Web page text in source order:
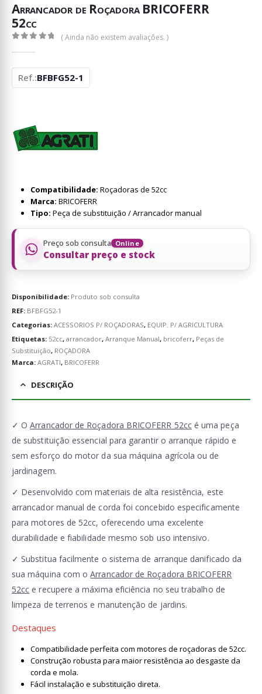
Arrancador de Roçadora BRICOFERR
52cc
( Ainda não existem avaliações. )
Ref.:BFBFG52-1
Compatibilidade: Roçadoras de 52cc
Marca: BRICOFERR
Tipo: Peça de substituição / Arrancador manual
Preço sob consulta Online
Consultar preço e stock
Disponibilidade: Produto sob consulta
REF: BFBFG52-1
Categorias: ACESSORIOS P/ ROÇADORAS, EQUIP. P/ AGRICULTURA
Etiquetas: 52cc, arrancador, Arranque Manual, bricoferr, Peças de
Substituição, ROÇADORA
Marca: AGRATI, BRICOFERR
DESCRIÇÃO
✓ OArrancador de Roçadora BRICOFERR 52ccé uma peça
de substituição essencial para garantir o arranque rápido e
sem esforço do motor da sua máquina agrícola ou de
jardinagem.
✓ Desenvolvido com materiais de alta resistência, este
arrancador manual de corda foi concebido especificamente
para motores de 52cc, oferecendo uma excelente
durabilidade e fiabilidade mesmo sob uso intensivo.
✓ Substitua facilmente o sistema de arranque danificado da
sua máquina com oArrancador de Roçadora BRICOFERR
52cc e recupere a máxima eficiência no seu trabalho de
limpeza de terrenos e manutenção de jardins.
Destaques
Compatibilidade perfeita com motores de roçadoras de 52cc.
Construção robusta para maior resistência ao desgaste da
corda e mola.
Fácil instalação e substituição direta.